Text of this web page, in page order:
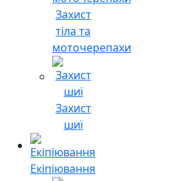
Захист
тіла та
моточерепахи
Захист
шиї
Екіпіювання